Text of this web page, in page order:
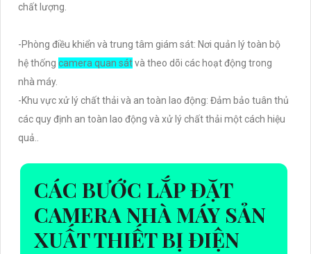
chất lượng.
-Phòng điều khiển và trung tâm giám sát: Nơi quản lý toàn bộ
hệ thống camera quan sátvà theo dõi các hoạt động trong
nhà máy.
-Khu vực xử lý chất thải và an toàn lao động: Đảm bảo tuân thủ
các quy định an toàn lao động và xử lý chất thải một cách hiệu
quả..
CÁC BƯỚC LẮP ĐẶT
CAMERA NHÀ MÁY SẢN
XUẤT THIẾT BỊ ĐIỆN